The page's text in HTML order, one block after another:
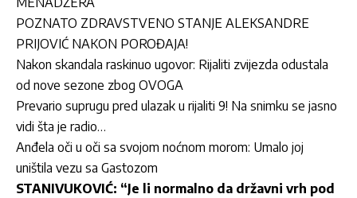
POZNATO ZDRAVSTVENO STANJE ALEKSANDRE
PRIJOVIĆ NAKON POROĐAJA!
Nakon skandala raskinuo ugovor: Rijaliti zvijezda odustala
od nove sezone zbog OVOGA
Prevario suprugu pred ulazak u rijaliti 9! Na snimku se jasno
vidi šta je radio…
Anđela oči u oči sa svojom noćnom morom: Umalo joj
uništila vezu sa Gastozom
STANIVUKOVIĆ: “Je li normalno da državni vrh pod